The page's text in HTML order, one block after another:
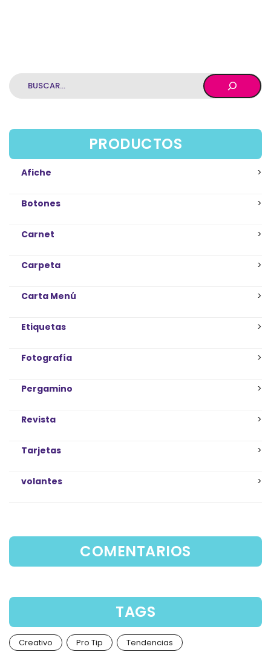
Buscar
PRODUCTOS
Afiche
Botones
Carnet
Carpeta
Carta Menú
Etiquetas
Fotografía
Pergamino
Revista
Tarjetas
volantes
COMENTARIOS
TAGS
Creativo Pro Tip Tendencias